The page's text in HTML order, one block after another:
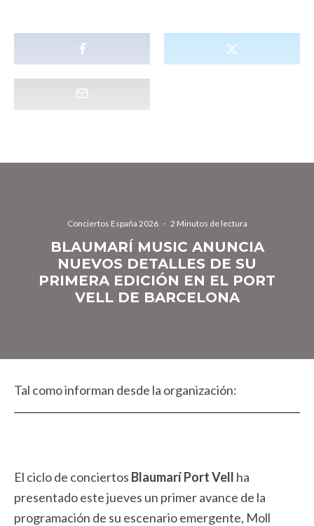
Conciertos España 2026 · 2 Minutos de lectura
BLAUMARÍ MUSIC ANUNCIA
NUEVOS DETALLES DE SU
PRIMERA EDICIÓN EN EL PORT
VELL DE BARCELONA
Tal como informan desde la organización:
El ciclo de conciertos Blaumarí Port Vell ha
presentado este jueves un primer avance de la
programación de su escenario emergente, Moll